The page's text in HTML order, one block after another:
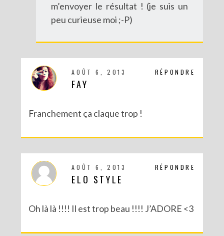
m’envoyer le résultat ! (je suis un
peu curieuse moi ;-P)
RÉPONDRE
AOÛT 6, 2013
FAY
Franchement ça claque trop !
RÉPONDRE
AOÛT 6, 2013
ELO STYLE
Oh là là !!!! Il est trop beau !!!! J’ADORE <3